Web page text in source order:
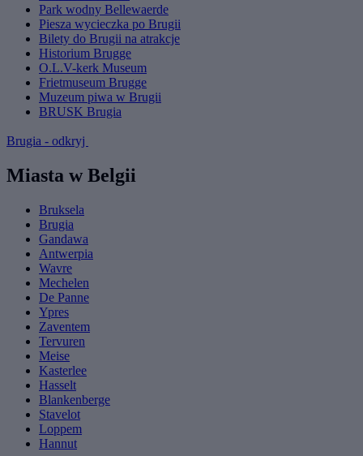
Park wodny Bellewaerde
Piesza wycieczka po Brugii
Bilety do Brugii na atrakcje
Historium Brugge
O.L.V-kerk Museum
Frietmuseum Brugge
Muzeum piwa w Brugii
BRUSK Brugia
Brugia - odkryj
Miasta w Belgii
Bruksela
Brugia
Gandawa
Antwerpia
Wavre
Mechelen
De Panne
Ypres
Zaventem
Tervuren
Meise
Kasterlee
Hasselt
Blankenberge
Stavelot
Loppem
Hannut